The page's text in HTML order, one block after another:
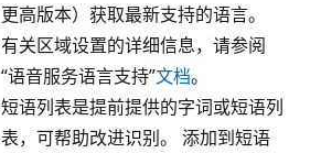
更高版本）获取最新支持的语言。
有关区域设置的详细信息，请参阅
“语音服务语言支持”文档。
短语列表是提前提供的字词或短语列
表，可帮助改进识别。 添加到短语